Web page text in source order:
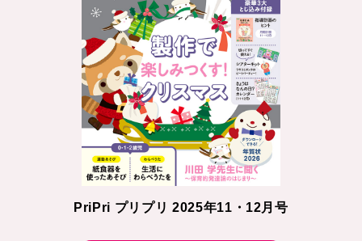
PriPri プリプリ 2025年11・12月号